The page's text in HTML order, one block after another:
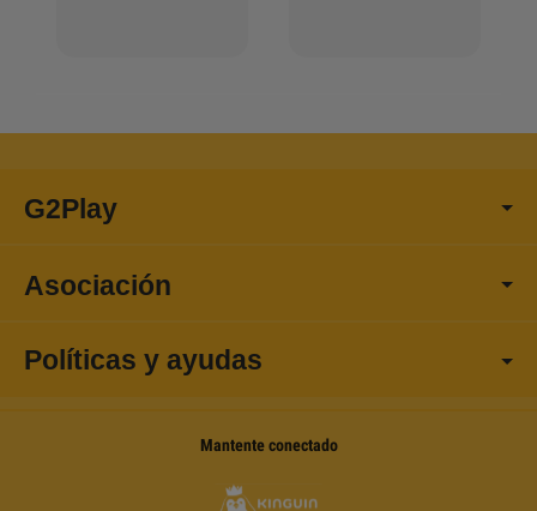
G2Play
Asociación
Políticas y ayudas
Mantente conectado